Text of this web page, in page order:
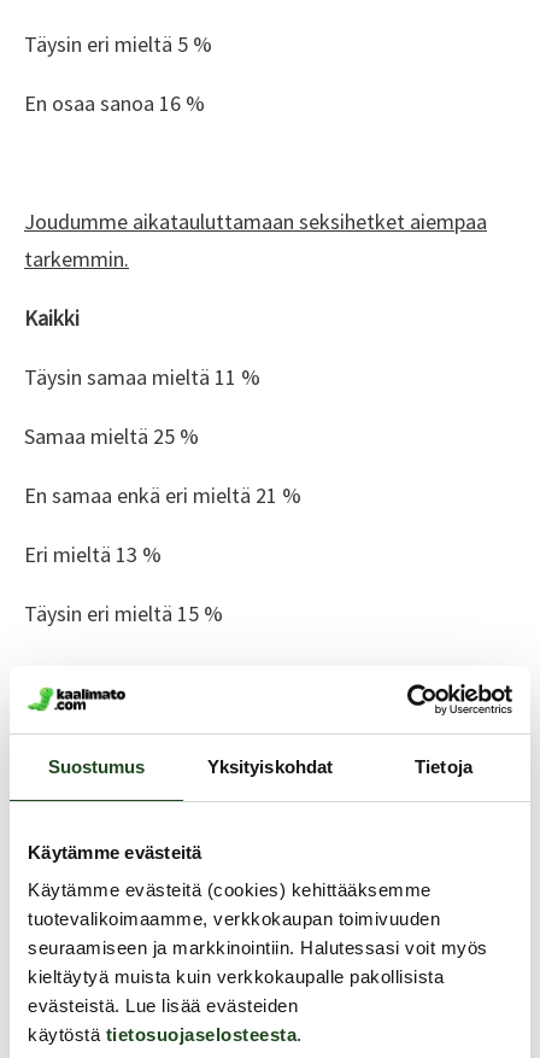
Suostumus Yksityiskohdat Tietoja
Käytämme evästeitä
Käytämme evästeitä (cookies) kehittääksemme
tuotevalikoimaamme, verkkokaupan toimivuuden
seuraamiseen ja markkinointiin. Halutessasi voit myös
kieltäytyä muista kuin verkkokaupalle pakollisista
evästeistä. Lue lisää evästeiden
käytöstä tietosuojaselosteesta.
Täysin eri mieltä 5 %
En osaa sanoa 16 %
Joudumme aikatauluttamaan seksihetket aiempaa
tarkemmin.
Kaikki
Täysin samaa mieltä 11 %
Samaa mieltä 25 %
En samaa enkä eri mieltä 21 %
Eri mieltä 13 %
Täysin eri mieltä 15 %
suomalaiset)
Seksi auttaa jaksamaan kiireissä.
Kaikki
Täysin samaa mieltä 34 %